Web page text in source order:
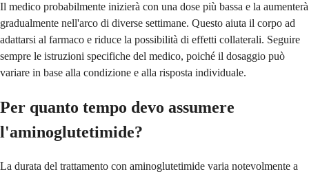
Il medico probabilmente inizierà con una dose più bassa e la aumenterà
gradualmente nell'arco di diverse settimane. Questo aiuta il corpo ad
adattarsi al farmaco e riduce la possibilità di effetti collaterali. Seguire
sempre le istruzioni specifiche del medico, poiché il dosaggio può
variare in base alla condizione e alla risposta individuale.
Per quanto tempo devo assumere
l'aminoglutetimide?
La durata del trattamento con aminoglutetimide varia notevolmente a